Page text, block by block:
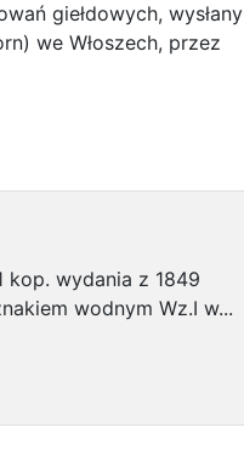
giełdowych, wysłany
we Włoszech, przez
kop. wydania z 1849
wodnym Wz.I w...